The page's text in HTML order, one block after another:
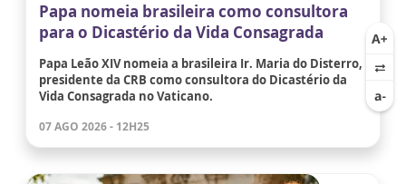
Papa nomeia brasileira como consultora
para o Dicastério da Vida Consagrada
Papa Leão XIV nomeia a brasileira Ir. Maria do Disterro,
presidente da CRB como consultora do Dicastério da
Vida Consagrada no Vaticano.
07 AGO 2026 - 12H25